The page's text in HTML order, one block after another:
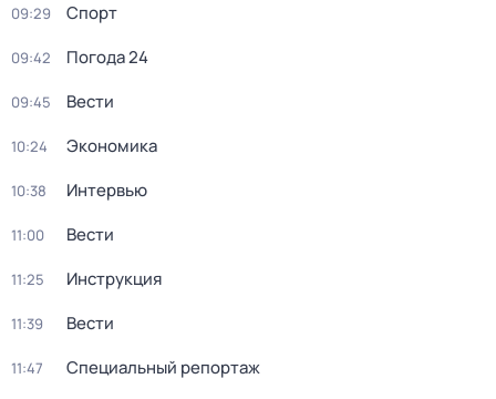
09:29 Спорт
09:42 Погода 24
09:45 Вести
10:24 Экономика
10:38 Интервью
11:00 Вести
11:25 Инструкция
11:39 Вести
11:47 Специальный репортаж